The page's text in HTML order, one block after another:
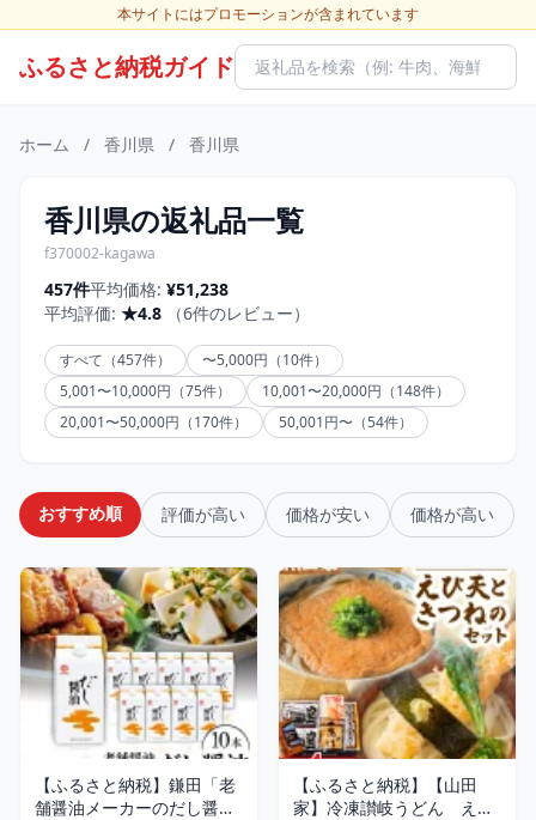
本サイトにはプロモーションが含まれています
ふるさと納税ガイド
ホーム / 香川県 / 香川県
香川県の返礼品一覧
f370002-kagawa
457件平均価格: ¥51,238
平均評価: ★4.8 （6件のレビュー）
すべて（457件）
〜5,000円（10件）
5,001〜10,000円（75件）
10,001〜20,000円（148件）
20,001〜50,000円（170件）
50,001円〜（54件）
おすすめ順 評価が高い 価格が安い 価格が高い
【ふるさと納税】鎌田「老
舗醤油メーカーのだし醤
【ふるさと納税】【山田
家】冷凍讃岐うどん えび